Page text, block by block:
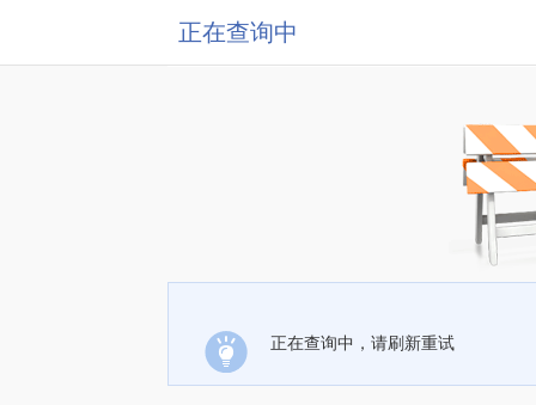
正在查询中
正在查询中，请刷新重试